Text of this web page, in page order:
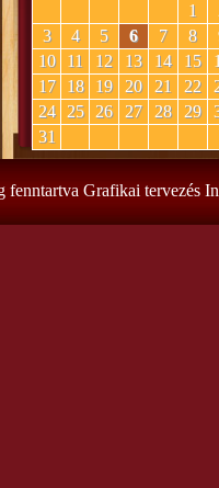
1
3
4 5 6 7 8
10
11 12 13 14 15
17
18 19 20 21 22
24
25 26 27 28 29
31
Grafikai tervezés